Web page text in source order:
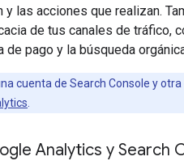
y las acciones que realizan.
de tus canales de
de pago y la búsqueda
cuenta de Search Console y
Analytics y Search